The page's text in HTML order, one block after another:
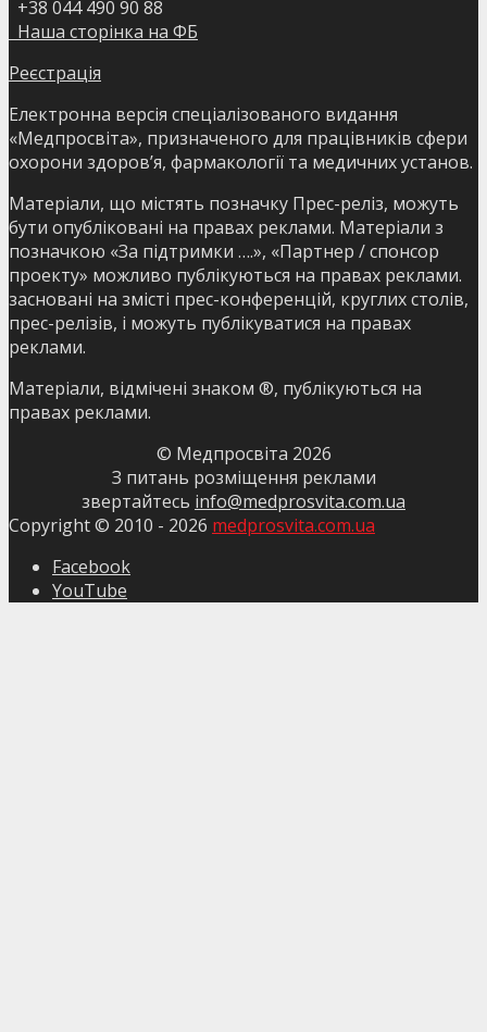
+38 044 490 90 88
Наша сторінка на ФБ
Реєстрація
Електронна версія спеціалізованого видання
«Медпросвіта», призначеного для працівників сфери
охорони здоров’я, фармакології та медичних установ.
Матеріали, що містять позначку Прес-реліз, можуть
бути опубліковані на правах реклами. Матеріали з
позначкою «За підтримки ….», «Партнер / спонсор
проекту» можливо публікуються на правах реклами.
засновані на змісті прес-конференцій, круглих столів,
прес-релізів, і можуть публікуватися на правах
реклами.
Матеріали, відмічені знаком ®, публікуються на
правах реклами.
© Медпросвіта 2026
З питань розміщення реклами
звертайтесь info@medprosvita.com.ua
Copyright © 2010 - 2026 medprosvita.com.ua
Facebook
YouTube